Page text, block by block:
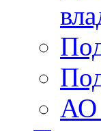
АО